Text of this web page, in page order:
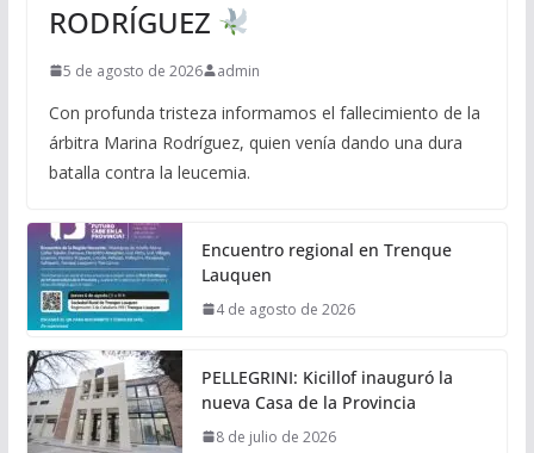
RODRÍGUEZ
5 de agosto de 2026 admin
Con profunda tristeza informamos el fallecimiento de la
árbitra Marina Rodríguez, quien venía dando una dura
batalla contra la leucemia.
Encuentro regional en Trenque
Lauquen
4 de agosto de 2026
PELLEGRINI: Kicillof inauguró la
nueva Casa de la Provincia
8 de julio de 2026